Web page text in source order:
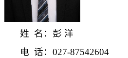
姓 名：彭 洋
电 话： 027-87542604